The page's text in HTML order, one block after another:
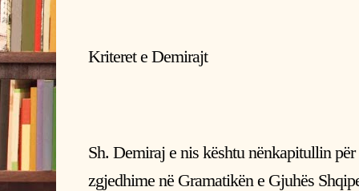
Kriteret e Demirajt
Sh. Demiraj e nis kështu nënkapitullin
zgjedhime në Gramatikën e Gjuhës